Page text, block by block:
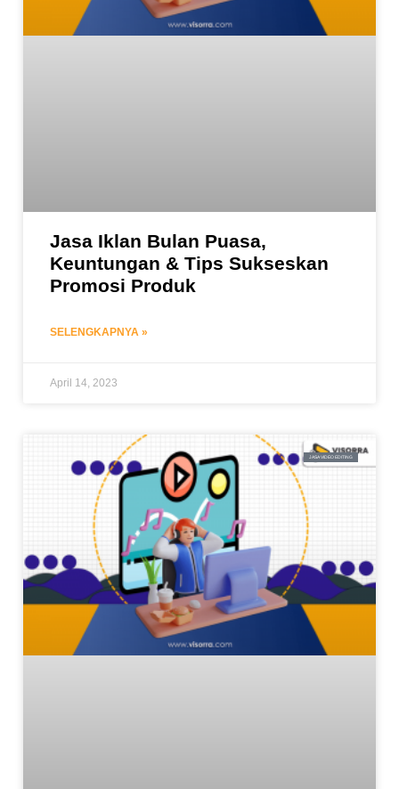
Jasa Iklan Bulan Puasa,
Keuntungan & Tips Sukseskan
Promosi Produk
SELENGKAPNYA »
April 14, 2023
JASA VIDEO EDITING